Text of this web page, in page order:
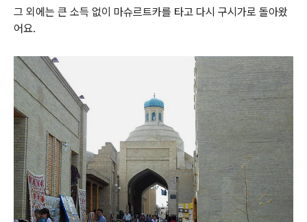
그 외에는 큰 소득 없이 마슈르트카를 타고 다시 구시가로 돌아왔
어요.